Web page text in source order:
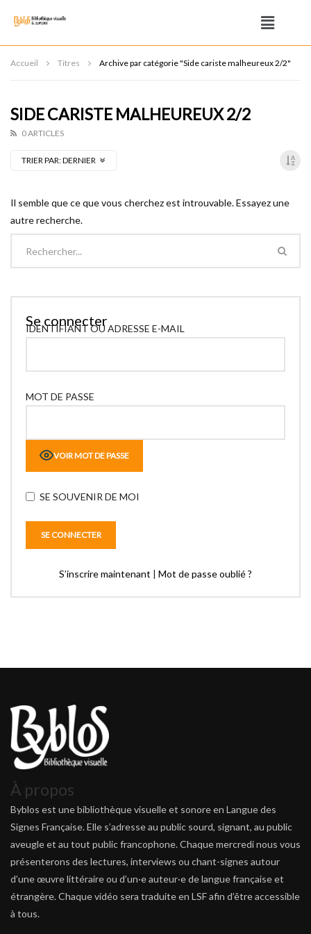
Accueil Titres Archive par catégorie "Side cariste malheureux 2/2"
SIDE CARISTE MALHEUREUX 2/2
0 ARTICLES
TRIER PAR:DERNIER
Il semble que ce que vous cherchez est introuvable. Essayez une
autre recherche.
Se connecter
IDENTIFIANT OU ADRESSE E-MAIL
MOT DE PASSE
VOIR MOT DE PASSE
SE SOUVENIR DE MOI
S’inscrire maintenant | Mot de passe oublié ?
À propos
Byblos est une bibliothèque visuelle et sonore en Langue des
Signes Française. Elle s’adresse au public sourd, signant, au public
aveugle et au tout public francophone. Chaque mercredi nous vous
présenterons des lectures, interviews ou chant-signes autour
d’une œuvre littéraire ou d’un·e auteur·e de langue française et
étrangère. Chaque vidéo sera traduite en LSF afin d’être accessible
à tous.